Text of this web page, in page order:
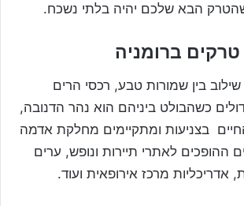
הבא שלכם יהיה בלתי נשכח.
טרקים ברומניה
שילוב בין שמורות טבע, רכסי הרים
כשהבולט ביניהם הוא נהר הדנובה,
בצניעות ומתקיימים מחלקת אדמה
ההופכים לאתרי תיירות ונופש, ערים
אדריכליות מרכז אירופאית ועוד.